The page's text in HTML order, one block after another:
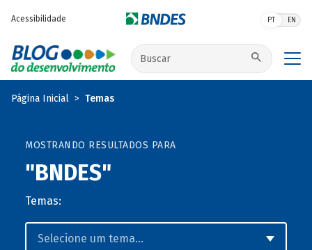
Acessibilidade PT EN
Buscar no site
Página Inicial Temas
MOSTRANDO RESULTADOS PARA
"BNDES"
Temas: